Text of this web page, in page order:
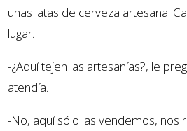
unas latas de cerveza artesanal
lugar.
-¿Aquí tejen las artesanías?, le
atendía.
-No, aquí sólo las vendemos, nos